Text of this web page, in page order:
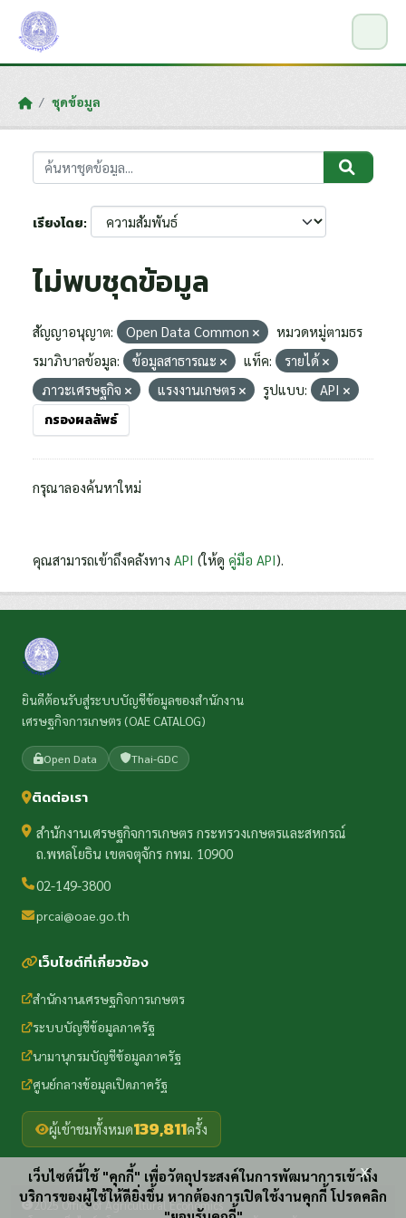
Skip to main content
ชุดข้อมูล
เรียงโดย
ไม่พบชุดข้อมูล
สัญญาอนุญาต: Open Data Common
หมวดหมู่ตามธร
รมาภิบาลข้อมูล:
ข้อมูลสาธารณะ แท็ค:
รายได้
ภาวะเศรษฐกิจ
แรงงานเกษตร รูปแบบ: API
กรองผลลัพธ์
กรุณาลองค้นหาใหม่
คุณสามารถเข้าถึงคลังทาง API (ให้ดู คู่มือ API).
ยินดีต้อนรับสู่ระบบบัญชีข้อมูลของสำนักงาน
เศรษฐกิจการเกษตร (OAE CATALOG)
Open Data Thai-GDC
ติดต่อเรา
สำนักงานเศรษฐกิจการเกษตร กระทรวงเกษตรและสหกรณ์
ถ.พหลโยธิน เขตจตุจักร กทม. 10900
02-149-3800
prcai@oae.go.th
เว็บไซต์ที่เกี่ยวข้อง
สำนักงานเศรษฐกิจการเกษตร
ระบบบัญชีข้อมูลภาครัฐ
นามานุกรมบัญชีข้อมูลภาครัฐ
ศูนย์กลางข้อมูลเปิดภาครัฐ
ผู้เข้าชมทั้งหมด139,811ครั้ง
2025 Office of Agricultural Economics
เว็บไซต์นี้ใช้ "คุกกี้" เพื่อวัตถุประสงค์ในการพัฒนาการเข้าถึง
บริการของผู้ใช้ให้ดียิ่งขึ้น หากต้องการเปิดใช้งานคุกกี้ โปรดคลิก
x